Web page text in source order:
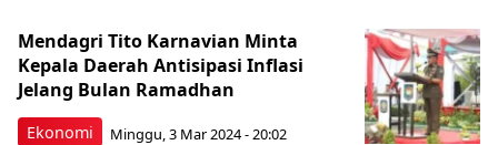
Ekonomi
Mendagri Tito Karnavian Minta
Kepala Daerah Antisipasi Inflasi
Jelang Bulan Ramadhan
Minggu, 3 Mar 2024 - 20:02